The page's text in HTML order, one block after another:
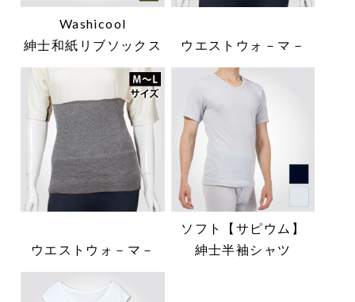
Washicool
紳士和紙リブソックス
ウエストウォ－マ－
ウエストウォ－マ－
ソフト【サピウム】
紳士半袖シャツ